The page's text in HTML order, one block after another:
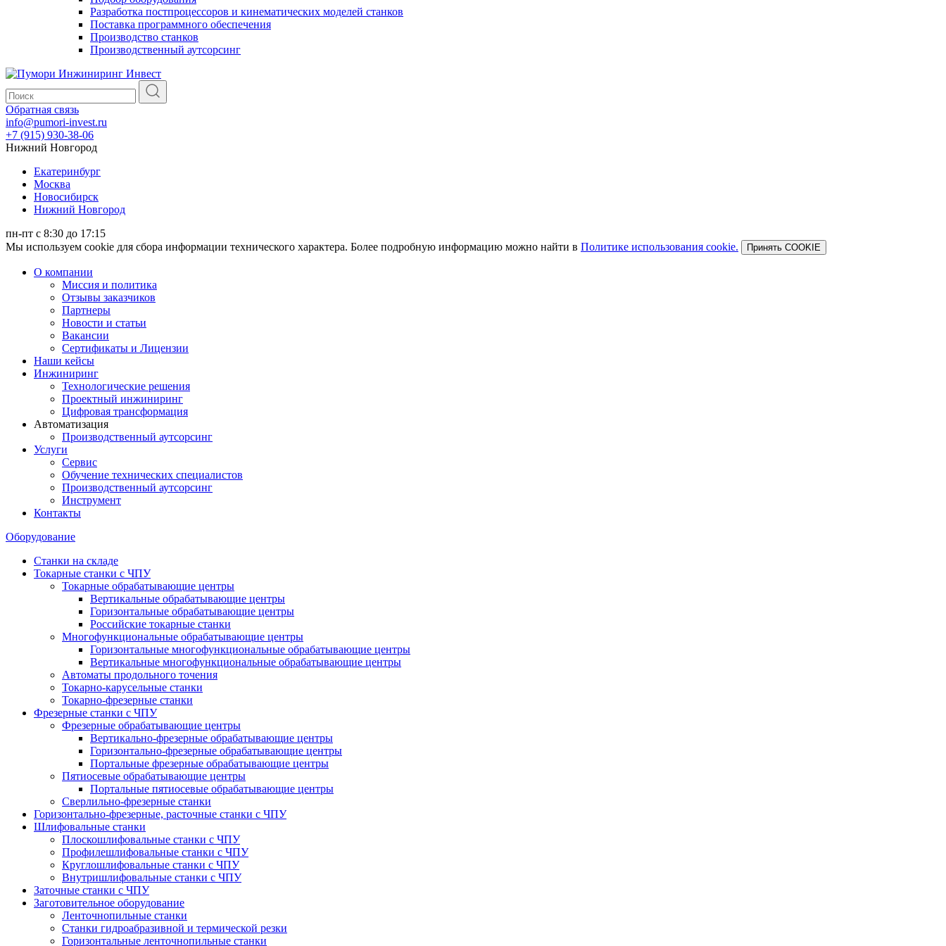
Разработка постпроцессоров и кинематических моделей станков
Поставка программного обеспечения
Производство станков
Производственный аутсорсинг
Обратная связь
info@pumori-invest.ru
+7 (915) 930-38-06
Нижний Новгород
Екатеринбург
Москва
Новосибирск
Нижний Новгород
пн-пт с 8:30 до 17:15
Мы используем cookie для сбора информации технического характера. Более подробную информацию можно найти в Политике использования cookie. Принять COOKIE
О компании
Миссия и политика
Отзывы заказчиков
Партнеры
Новости и статьи
Вакансии
Сертификаты и Лицензии
Наши кейсы
Инжиниринг
Технологические решения
Проектный инжиниринг
Цифровая трансформация
Автоматизация
Производственный аутсорсинг
Услуги
Сервис
Обучение технических специалистов
Производственный аутсорсинг
Инструмент
Контакты
Оборудование
Станки на складе
Токарные станки с ЧПУ
Токарные обрабатывающие центры
Вертикальные обрабатывающие центры
Горизонтальные обрабатывающие центры
Российские токарные станки
Многофункциональные обрабатывающие центры
Горизонтальные многофункциональные обрабатывающие центры
Вертикальные многофункциональные обрабатывающие центры
Автоматы продольного точения
Токарно-карусельные станки
Токарно-фрезерные станки
Фрезерные станки с ЧПУ
Фрезерные обрабатывающие центры
Вертикально-фрезерные обрабатывающие центры
Горизонтально-фрезерные обрабатывающие центры
Портальные фрезерные обрабатывающие центры
Пятиосевые обрабатывающие центры
Портальные пятиосевые обрабатывающие центры
Сверлильно-фрезерные станки
Горизонтально-фрезерные, расточные станки с ЧПУ
Шлифовальные станки
Плоскошлифовальные станки с ЧПУ
Профилешлифовальные станки с ЧПУ
Круглошлифовальные станки с ЧПУ
Внутришлифовальные станки с ЧПУ
Заточные станки с ЧПУ
Заготовительное оборудование
Ленточнопильные станки
Станки гидроабразивной и термической резки
Горизонтальные ленточнопильные станки